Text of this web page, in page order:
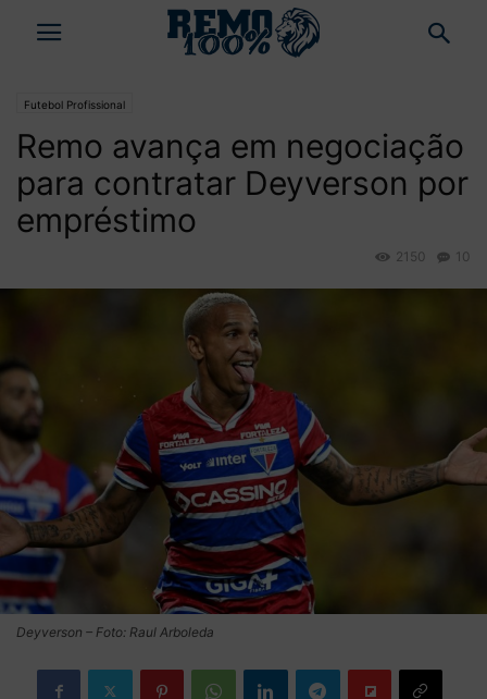
Futebol Profissional
Remo avança em negociação
para contratar Deyverson por
empréstimo
10
2150
Deyverson – Foto: Raul Arboleda